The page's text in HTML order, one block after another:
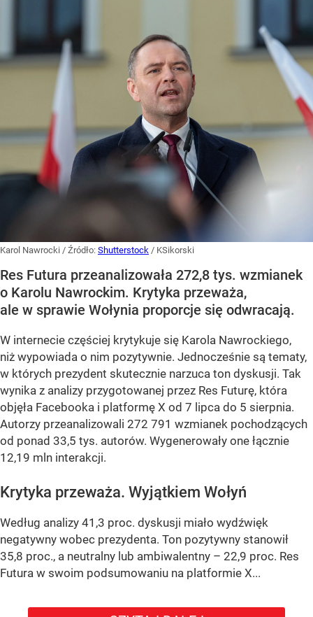
Karol Nawrocki / Źródło: Shutterstock / KSikorski
Res Futura przeanalizowała 272,8 tys. wzmianek
o Karolu Nawrockim. Krytyka przeważa,
ale w sprawie Wołynia proporcje się odwracają.
W internecie częściej krytykuje się Karola Nawrockiego,
niż wypowiada o nim pozytywnie. Jednocześnie są tematy,
w których prezydent skutecznie narzuca ton dyskusji. Tak
wynika z analizy przygotowanej przez Res Futurę, która
objęła Facebooka i platformę X od 7 lipca do 5 sierpnia.
Autorzy przeanalizowali 272 791 wzmianek pochodzących
od ponad 33,5 tys. autorów. Wygenerowały one łącznie
12,19 mln interakcji.
Krytyka przeważa. Wyjątkiem Wołyń
Według analizy 41,3 proc. dyskusji miało wydźwięk
negatywny wobec prezydenta. Ton pozytywny stanowił
35,8 proc., a neutralny lub ambiwalentny – 22,9 proc. Res
Futura w swoim podsumowaniu na platformie X...